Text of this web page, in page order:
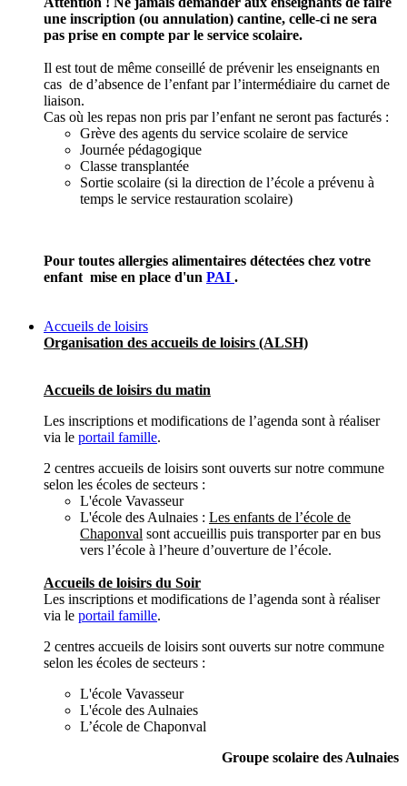
une inscription (ou annulation) cantine, celle-ci ne sera
pas prise en compte par le service scolaire.
Il est tout de même conseillé de prévenir les enseignants en
cas de d’absence de l’enfant par l’intermédiaire du carnet de
liaison.
Cas où les repas non pris par l’enfant ne seront pas facturés :
Grève des agents du service scolaire de service
Journée pédagogique
Classe transplantée
Sortie scolaire (si la direction de l’école a prévenu à
temps le service restauration scolaire)
Pour toutes allergies alimentaires détectées chez votre
enfant mise en place d'un PAI .
Accueils de loisirs
Organisation des accueils de loisirs (ALSH)
Accueils de loisirs du matin
Les inscriptions et modifications de l’agenda sont à réaliser
via le portail famille.
2 centres accueils de loisirs sont ouverts sur notre commune
selon les écoles de secteurs :
L'école Vavasseur
L'école des Aulnaies : Les enfants de l’école de
Chaponval sont accueillis puis transporter par en bus
vers l’école à l’heure d’ouverture de l’école.
Accueils de loisirs du Soir
Les inscriptions et modifications de l’agenda sont à réaliser
via le portail famille.
2 centres accueils de loisirs sont ouverts sur notre commune
selon les écoles de secteurs :
L'école Vavasseur
L'école des Aulnaies
L’école de Chaponval
Groupe scolaire des Aulnaies